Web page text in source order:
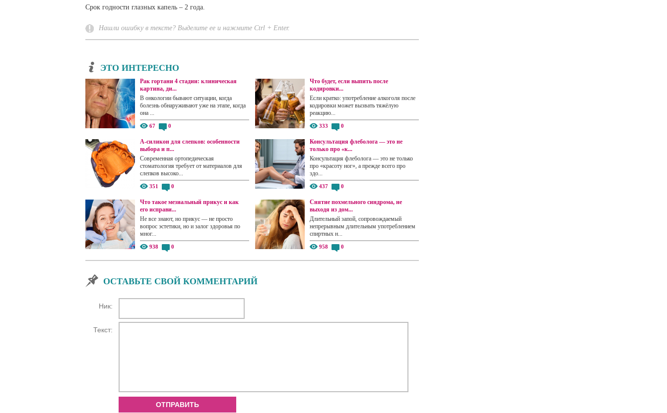
Срок годности глазных капель – 2 года.
Нашли ошибку в тексте? Выделите ее и нажмите Ctrl + Enter.
ЭТО ИНТЕРЕСНО
Рак гортани 4 стадии: клиническая
картина, ди...
В онкологии бывают ситуации, когда
болезнь обнаруживают уже на этапе, когда
она ...
67 0
Что будет, если выпить после
кодировки...
Если кратко: употребление алкоголя после
кодировки может вызвать тяжёлую
реакцию...
333 0
А-силикон для слепков: особенности
выбора и п...
Современная ортопедическая
стоматология требует от материалов для
слепков высоко...
351 0
Консультация флеболога — это не
только про «к...
Консультация флеболога — это не только
про «красоту ног», а прежде всего про
здо...
437 0
Что такое мезиальный прикус и как
его исправи...
Не все знают, но прикус — не просто
вопрос эстетики, но и залог здоровья по
мног...
938 0
Снятие похмельного синдрома, не
выходя из дом...
Длительный запой, сопровождаемый
непрерывным длительным употреблением
спиртных н...
958 0
ОСТАВЬТЕ СВОЙ КОММЕНТАРИЙ
Ник:
Текст:
ОТПРАВИТЬ